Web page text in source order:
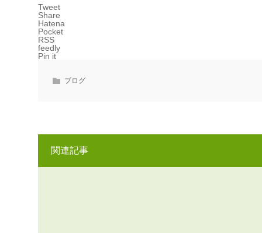
Tweet
Share
Hatena
Pocket
RSS
feedly
Pin it
ブログ
関連記事